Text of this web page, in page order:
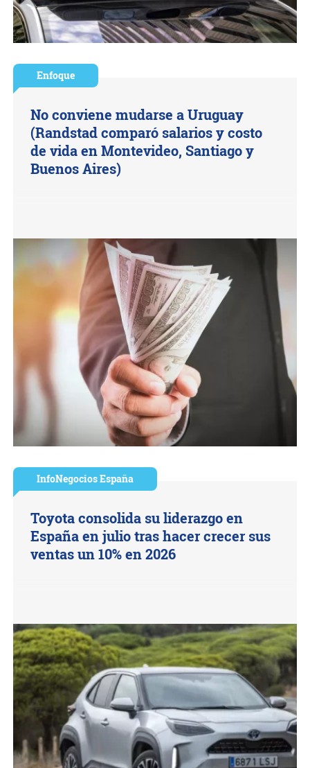
Enfoque
No conviene mudarse a Uruguay
(Randstad comparó salarios y costo
de vida en Montevideo, Santiago y
Buenos Aires)
InfoNegocios España
Toyota consolida su liderazgo en
España en julio tras hacer crecer sus
ventas un 10% en 2026